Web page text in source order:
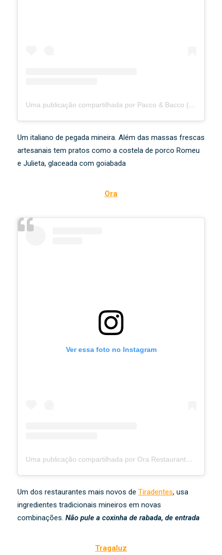
Uma publicação compartilhada por Pacco & Bacco (@paccoebacco)
Um italiano de pegada mineira. Além das massas frescas
artesanais tem pratos como a costela de porco Romeu
e Julieta, glaceada com goiabada
Ora
Ver essa foto no Instagram
Uma publicação compartilhada por Ora Restaurante ® (@orarestaurante)
Um dos restaurantes mais novos de Tiradentes, usa
ingredientes tradicionais mineiros em novas
combinações. Não pule a coxinha de rabada, de entrada
Tragaluz